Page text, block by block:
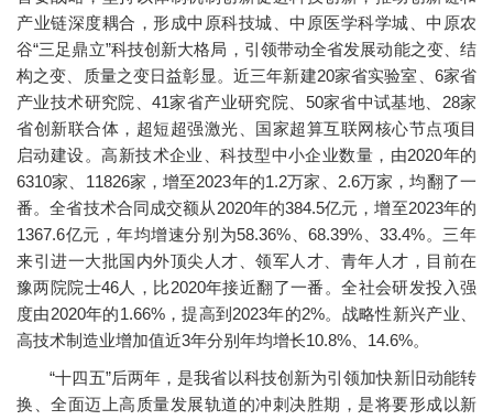
产业链深度耦合，形成中原科技城、中原医学科学城、中原农
谷“三足鼎立”科技创新大格局，引领带动全省发展动能之变、结
构之变、质量之变日益彰显。近三年新建20家省实验室、6家省
产业技术研究院、41家省产业研究院、50家省中试基地、28家
省创新联合体，超短超强激光、国家超算互联网核心节点项目
启动建设。高新技术企业、科技型中小企业数量，由2020年的
6310家、11826家，增至2023年的1.2万家、2.6万家，均翻了一
番。全省技术合同成交额从2020年的384.5亿元，增至2023年的
1367.6亿元，年均增速分别为58.36%、68.39%、33.4%。三年
来引进一大批国内外顶尖人才、领军人才、青年人才，目前在
豫两院院士46人，比2020年接近翻了一番。全社会研发投入强
度由2020年的1.66%，提高到2023年的2%。战略性新兴产业、
高技术制造业增加值近3年分别年均增长10.8%、14.6%。
“十四五”后两年，是我省以科技创新为引领加快新旧动能转
换、全面迈上高质量发展轨道的冲刺决胜期，是将要形成以新